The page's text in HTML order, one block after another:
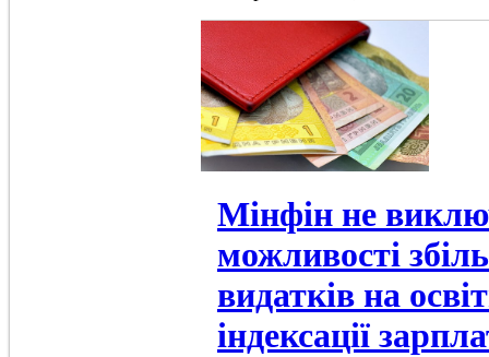
Мінфін не
можливості
видатків на
індексації